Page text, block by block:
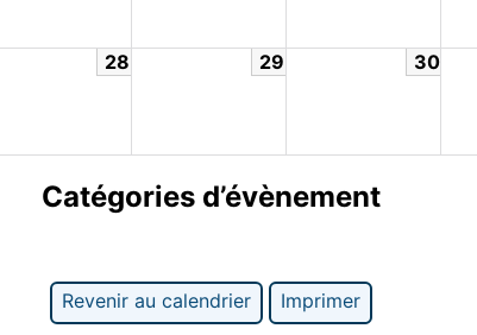
28 29 30
Catégories d’évènement
Revenir au calendrier Imprimer